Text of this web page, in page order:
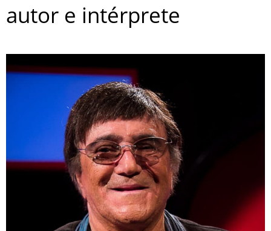
autor e intérprete